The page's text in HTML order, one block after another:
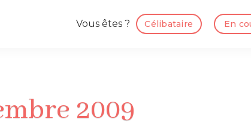
Vous êtes ? Célibataire En
2009